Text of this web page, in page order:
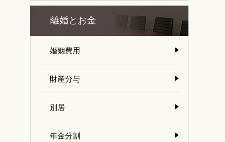
離婚とお金
婚姻費用
財産分与
別居
年金分割